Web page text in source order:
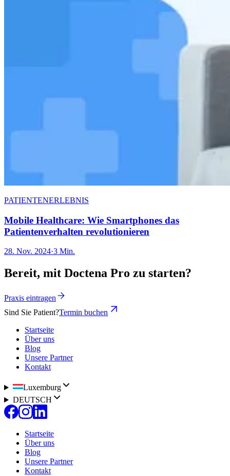
PATIENTENERLEBNIS
Mobile Healthcare: Wie Smartphones das
Patientenverhalten revolutionieren
28. Nov. 2024·3 Min.
Bereit, mit Doctena Pro zu starten?
Praxis eintragen
Sind Sie Patient?Termin buchen
Startseite
Über uns
Blog
Unsere Partner
Kontakt
Luxemburg
DEUTSCH
Startseite
Über uns
Blog
Unsere Partner
Kontakt